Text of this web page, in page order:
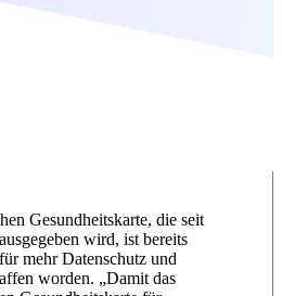
Gesundheitskarte, die seit
wird, ist bereits
mehr Datenschutz und
worden. „Damit das